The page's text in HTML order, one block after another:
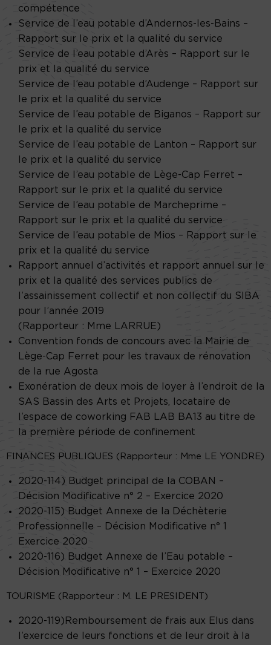
compétence
Service de l’eau potable d’Andernos-les-Bains –
Rapport sur le prix et la qualité du service
Service de l’eau potable d’Arès – Rapport sur le
prix et la qualité du service
Service de l’eau potable d’Audenge – Rapport sur
le prix et la qualité du service
Service de l’eau potable de Biganos – Rapport sur
le prix et la qualité du service
Service de l’eau potable de Lanton – Rapport sur
le prix et la qualité du service
Service de l’eau potable de Lège-Cap Ferret –
Rapport sur le prix et la qualité du service
Service de l’eau potable de Marcheprime –
Rapport sur le prix et la qualité du service
Service de l’eau potable de Mios – Rapport sur le
prix et la qualité du service
Rapport annuel d’activités et rapport annuel sur le
prix et la qualité des services publics de
l’assainissement collectif et non collectif du SIBA
pour l’année 2019
(Rapporteur : Mme LARRUE)
Convention fonds de concours avec la Mairie de
Lège-Cap Ferret pour les travaux de rénovation
de la rue Agosta
Exonération de deux mois de loyer à l’endroit de la
SAS Bassin des Arts et Projets, locataire de
l’espace de coworking FAB LAB BA13 au titre de
la première période de confinement
FINANCES PUBLIQUES (Rapporteur : Mme LE YONDRE)
2020-114) Budget principal de la COBAN –
Décision Modificative n° 2 – Exercice 2020
2020-115) Budget Annexe de la Déchèterie
Professionnelle – Décision Modificative n° 1
Exercice 2020
2020-116) Budget Annexe de l’Eau potable –
Décision Modificative n° 1 – Exercice 2020
TOURISME (Rapporteur : M. LE PRESIDENT)
2020-119)Remboursement de frais aux Elus dans
l’exercice de leurs fonctions et de leur droit à la